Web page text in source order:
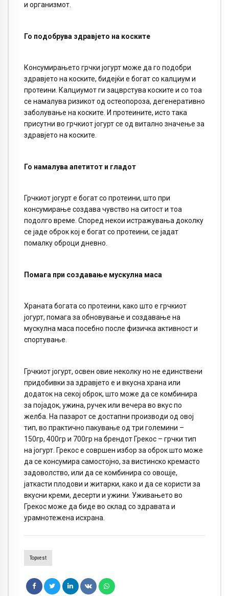
и организмот.
Го подобрува здравјето на коските
Консумирањето грчки јогурт може да го подобри
здравјето на коските, бидејќи е богат со калциум и
протеини. Калциумот ги зацврстува коските и со тоа
се намалува ризикот од остеопороза, дегенеративно
заболување на коските. И протеините, исто така
присутни во грчкиот јогурт се од витално значење за
здравјето на коските.
Го намалува апетитот и гладот
Грчкиот јогурт е богат со протеини, што при
консумирање создава чувство на ситост и тоа
подолго време. Според некои истражувања доколку
се јаде оброк кој е богат со протеини, се јадат
помалку оброци дневно.
Помага при создавање мускулна маса
Храната богата со протеини, како што е грчкиот
јогурт, помага за обновување и создавање на
мускулна маса посебно после физичка активност и
спортување.
Грчкиот јогурт, освен овие неколку но не единствени
придобивки за здравјето е и вкусна храна или
додаток на секој оброк, што може да се комбинира
за појадок, ужина, ручек или вечера во вкус по
желба. На пазарот се достапни производи од овој
тип, во практично пакување од три големини –
150гр, 400гр и 700гр на брендот Грекос – грчки тип
на јогурт. Грекос е совршен избор за оброк што може
да се консумира самостојно, за вистинско кремасто
задоволство, или да се комбинира со овошје,
јаткасти плодови и житарки, како и да се користи за
вкусни креми, десерти и ужини. Уживањето во
Грекос може да биде во склад со здравата и
урамнотежена исхрана.
Topvest